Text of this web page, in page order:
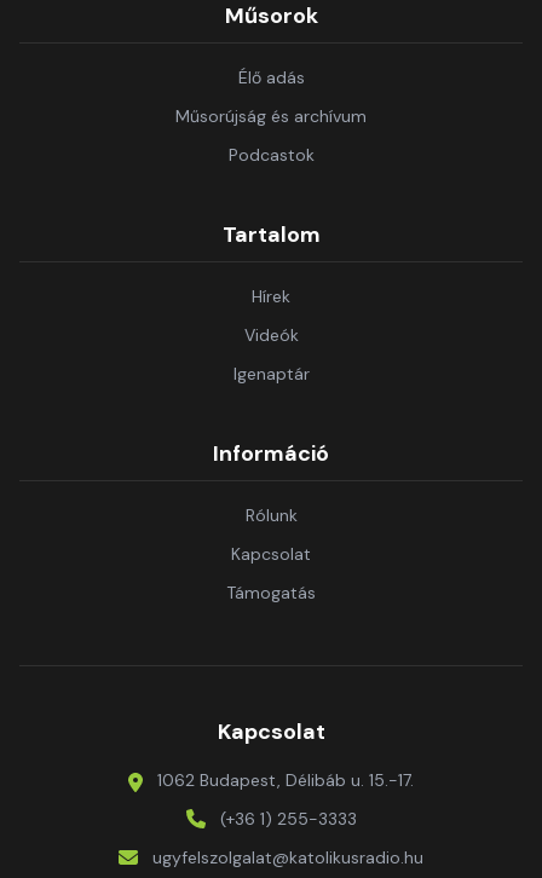
Műsorok
Élő adás
Műsorújság és archívum
Podcastok
Tartalom
Hírek
Videók
Igenaptár
Információ
Rólunk
Kapcsolat
Támogatás
Kapcsolat
1062 Budapest, Délibáb u. 15.-17.
(+36 1) 255-3333
ugyfelszolgalat@katolikusradio.hu